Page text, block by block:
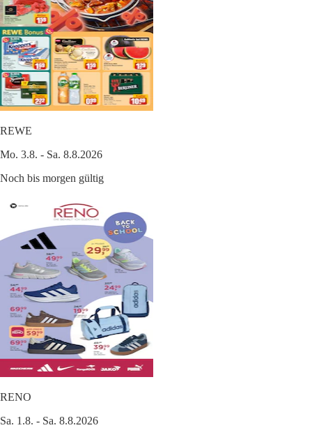
REWE
Mo. 3.8. - Sa. 8.8.2026
Noch bis morgen gültig
RENO
Sa. 1.8. - Sa. 8.8.2026